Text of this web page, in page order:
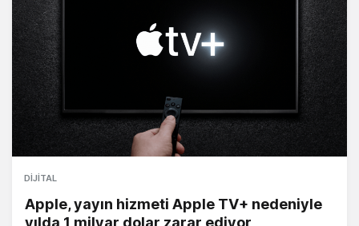
DIJITAL
Apple, yayın hizmeti Apple TV+ nedeniyle
yılda 1 milyar dolar zarar ediyor